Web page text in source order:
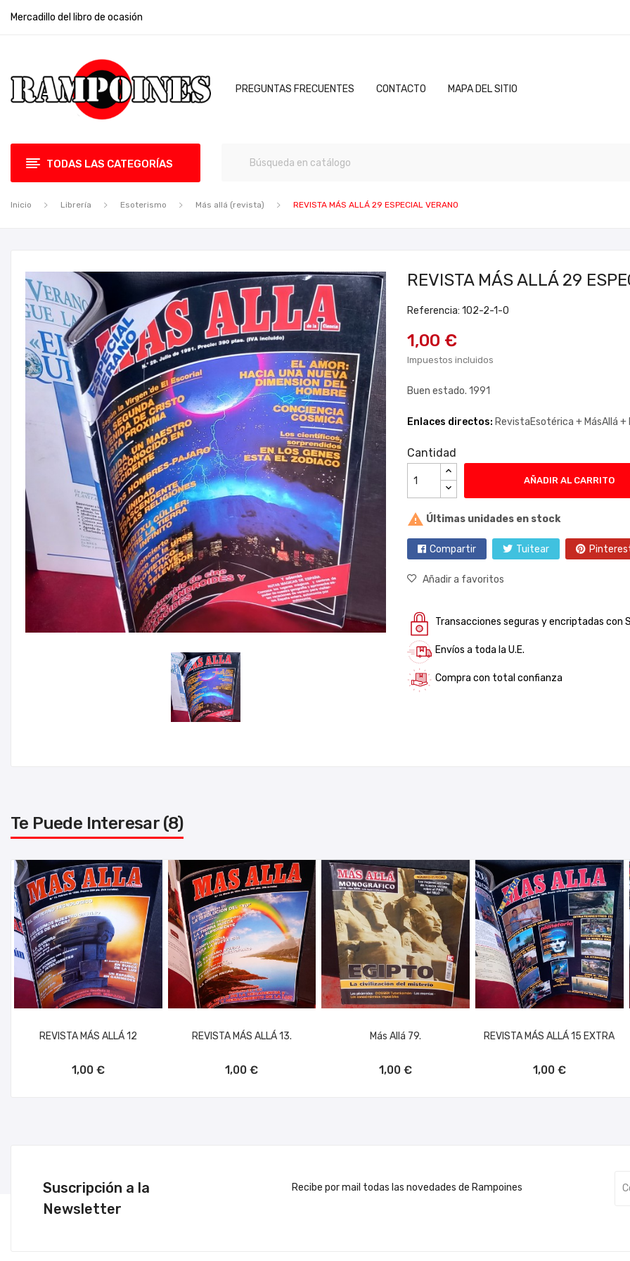
Mercadillo del libro de ocasión
PREGUNTAS FRECUENTES CONTACTO MAPA DEL SITIO
TODAS LAS CATEGORÍAS
Inicio Librería Esoterismo Más allá (revista) REVISTA MÁS ALLÁ 29 ESPECIAL VERANO
REVISTA MÁS ALLÁ 29
Referencia: 102-2-1-0
1,00 €
Impuestos incluidos
Buen estado. 1991
Enlaces directos: RevistaEsotérica + MásAllá +
Cantidad
AÑADIR AL CARRITO
 Últimas unidades en stock
Compartir Tuitear
Añadir a favoritos
Transacciones seguras y encriptadas con
Envíos a toda la U.E.
Compra con total confianza
Te Puede Interesar (8)
REVISTA MÁS ALLÁ 12
1,00 €
REVISTA MÁS ALLÁ 13.
1,00 €
Más Allá 79.
1,00 €
REVISTA MÁS ALLÁ 15 EXTRA
1,00 €
Suscripción a la
Newsletter
Recibe por mail todas las novedades de Rampoines